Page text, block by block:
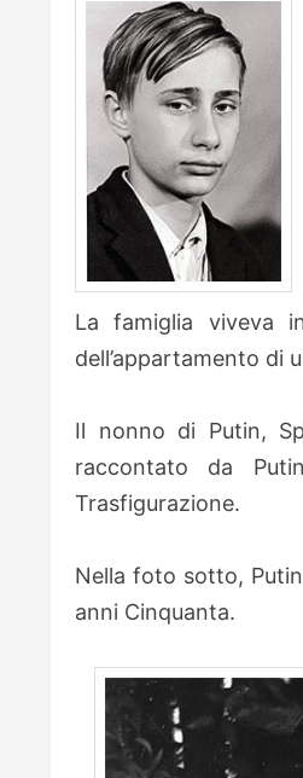
La famiglia viveva
dell’appartamento di
Il nonno di Putin,
raccontato da
Trasfigurazione.
Nella foto sotto,
anni Cinquanta.